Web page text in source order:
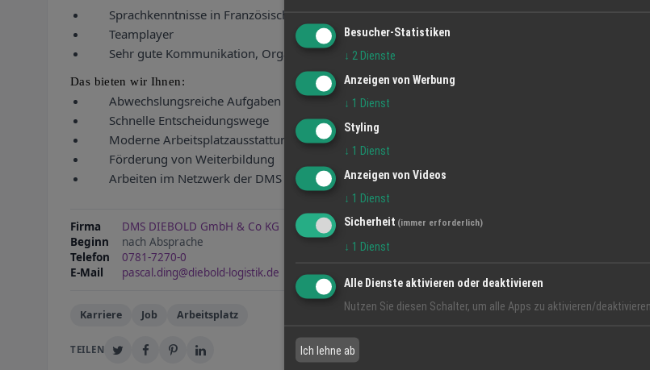
Sprachkenntnisse in Französisch und/oder Englisch von Vorteil
Teamplayer
Sehr gute Kommunikation, Organisation, Zuverlässigkeit und Genauigkeit
Das bieten wir Ihnen:
Abwechslungsreiche Aufgaben
Schnelle Entscheidungswege
Moderne Arbeitsplatzausstattung
Förderung von Weiterbildung
Arbeiten im Netzwerk der DMS Deutsche Möbelspedition
Firma
DMS DIEBOLD GmbH & Co KG
Beginn
nach Absprache
Telefon
0781-7270-0
E-Mail
pascal.ding@diebold-logistik.de
Karriere Job Arbeitsplatz
TEILEN
Besucher-Statistiken
↓ 2 Dienste
Anzeigen von Werbung
↓ 1 Dienst
Styling
↓ 1 Dienst
Anzeigen von Videos
↓ 1 Dienst
Sicherheit (immer erforderlich)
↓ 1 Dienst
Alle Dienste aktivieren oder deaktivieren
Nutzen Sie diesen Schalter, um alle Apps zu aktivieren/deaktivieren.
Ich lehne ab